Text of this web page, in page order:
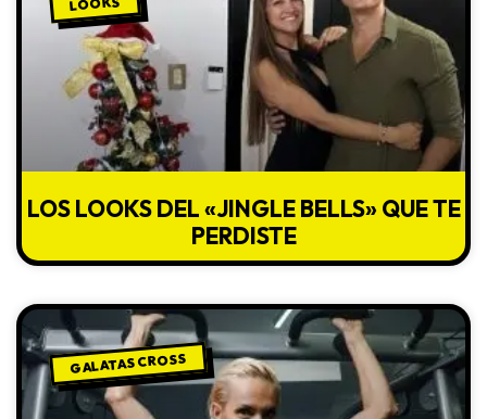
LOS LOOKS DEL «JINGLE BELLS» QUE TE
PERDISTE
GALATAS CROSS